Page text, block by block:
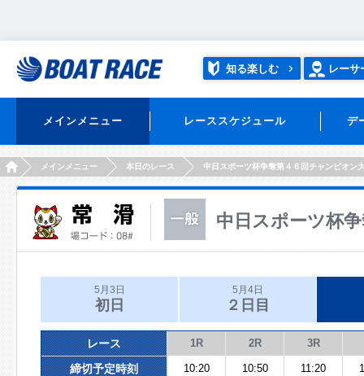
知る楽しむ レーサ
メインメニュー レーススケジュール デ
HOMEメインメニュー 本日のレース 中日スポーツ杯争奪第４６回チャンピオン
中日スポーツ杯
5月3日
初日
5月4日
２日目
レース 1R 2R 3R
締切予定時刻 10:20 10:50 11:20